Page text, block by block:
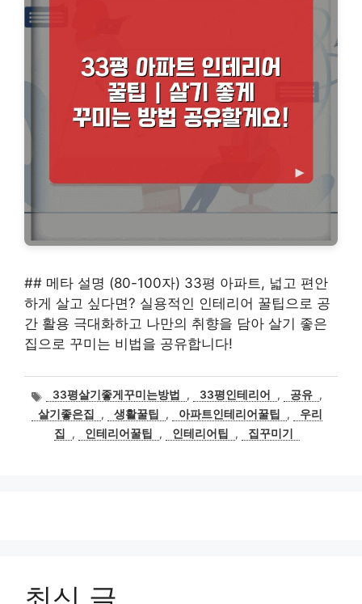
## 메타 설명 (80-100자) 33평 아파트, 넓고 편안
하게 살고 싶다면? 실용적인 인테리어 꿀팁으로 공
간 활용 극대화하고 나만의 취향을 담아 살기 좋은
집으로 꾸미는 비법을 공유합니다!
태
그
33평살기좋게꾸미는방법 , 33평인테리어 , 공유 ,
살기좋은집
, 생활꿀팁 , 아파트인테리어꿀팁 ,
우리
집
, 인테리어꿀팁 , 인테리어팁 , 집꾸미기